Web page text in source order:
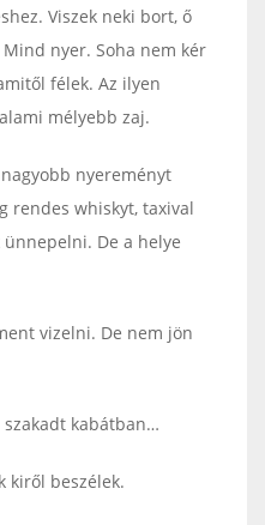
Viszek neki bort, ő
nyer. Soha nem kér
félek. Az ilyen
mélyebb zaj.
nyereményt
rendes whiskyt, taxival
De a helye
vizelni. De nem jön
kabátban…
kiről beszélek.